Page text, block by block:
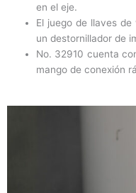
en el eje.
El juego de llaves
un destornillador de
No. 32910 cuenta
mango de conexión